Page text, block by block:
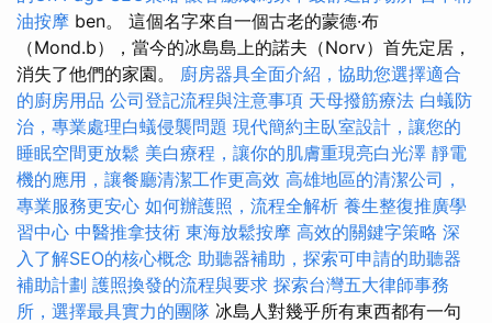
油按摩 ben。 這個名字來自一個古老的蒙德·布
（Mond.b），當今的冰島島上的諾夫（Norv）首先定居，
消失了他們的家園。 廚房器具全面介紹，協助您選擇適合
的廚房用品 公司登記流程與注意事項 天母撥筋療法 白蟻防
治，專業處理白蟻侵襲問題 現代簡約主臥室設計，讓您的
睡眠空間更放鬆 美白療程，讓你的肌膚重現亮白光澤 靜電
機的應用，讓餐廳清潔工作更高效 高雄地區的清潔公司，
專業服務更安心 如何辦護照，流程全解析 養生整復推廣學
習中心 中醫推拿技術 東海放鬆按摩 高效的關鍵字策略 深
入了解SEO的核心概念 助聽器補助，探索可申請的助聽器
補助計劃 護照換發的流程與要求 探索台灣五大律師事務
所，選擇最具實力的團隊 冰島人對幾乎所有東西都有一句